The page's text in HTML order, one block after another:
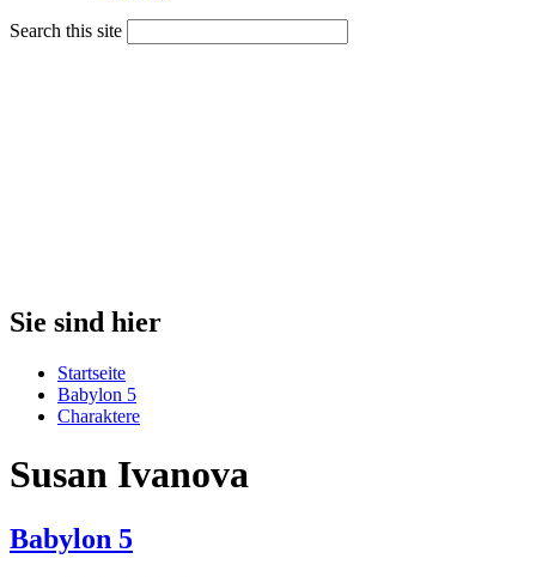
Search this site
Sie sind hier
Startseite
Babylon 5
Charaktere
Susan Ivanova
Babylon 5